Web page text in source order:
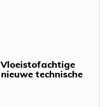
technische